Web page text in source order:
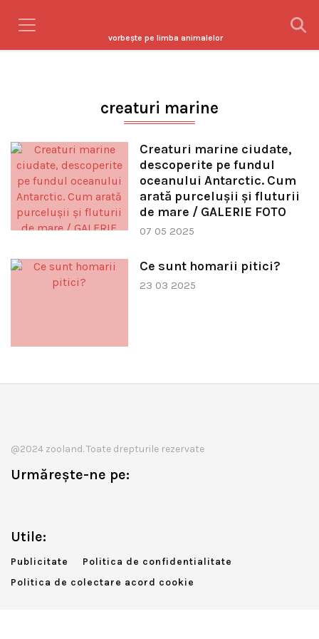
vorbeşte pe limba animalelor
creaturi marine
Creaturi marine ciudate,
descoperite pe fundul
oceanului Antarctic. Cum
arată purceluşii și fluturii
de mare / GALERIE FOTO
07 05 2025
Ce sunt homarii pitici?
23 03 2025
@2024 zooland. Toate drepturile rezervate
Urmărește-ne pe:
Utile:
Publicitate
Politica de confidentialitate
Politica de colectare acord cookie